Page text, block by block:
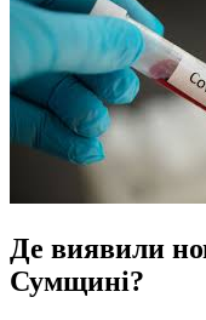
Де виявили
Сумщині?